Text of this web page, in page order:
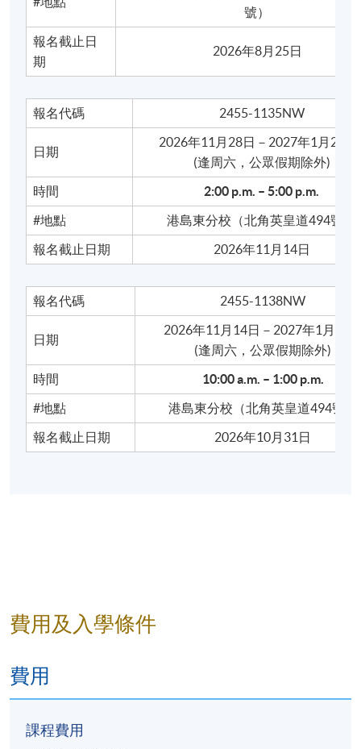
免責聲明：
本課程並非資歷認可課程，亦非政府資助項目。完成
達70%或以上，將獲頒發
修讀證明書（SA）作為出席
廣東話速成班（初班）
報名代碼
2445-2174NW
開課日期
2026年9月2日 (星期三)
時間
7:10 p.m. – 10:10 p.m.
廣東話速成班（初班）
報名代碼
2445-2177NW
開課日期
2026年9月8日 (星期二)
時間
7:10 p.m. – 10:10 p.m.
開課日期
2026年11月28日 (星期六)
時間
2:00 p.m. – 5:00 p.m.
號）
報名截止日
期
2026年8月25日
報名代碼 2455-1135NW
日期
2026年11月28日－2027年1月23
​(逢周六，公眾假期除外)
時間
2:00 p.m. – 5:00 p.m.
#地點
港島東分校（北角英皇道494號）
報名截止日期
2026年11月14日
報名代碼 2455-1138NW
日期
2026年11月14日－2027年1月9
​(逢周六，公眾假期除外)
時間
10:00 a.m. – 1:00 p.m.
#地點
港島東分校（北角英皇道494號）
報名截止日期
2026年10月31日
費用及入學條件
費用
課程費用